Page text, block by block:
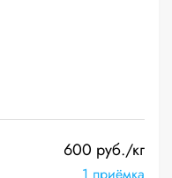
600 руб./кг